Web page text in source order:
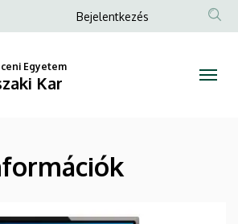
Anonim
Bejelentkezés
Egyetem
Kar